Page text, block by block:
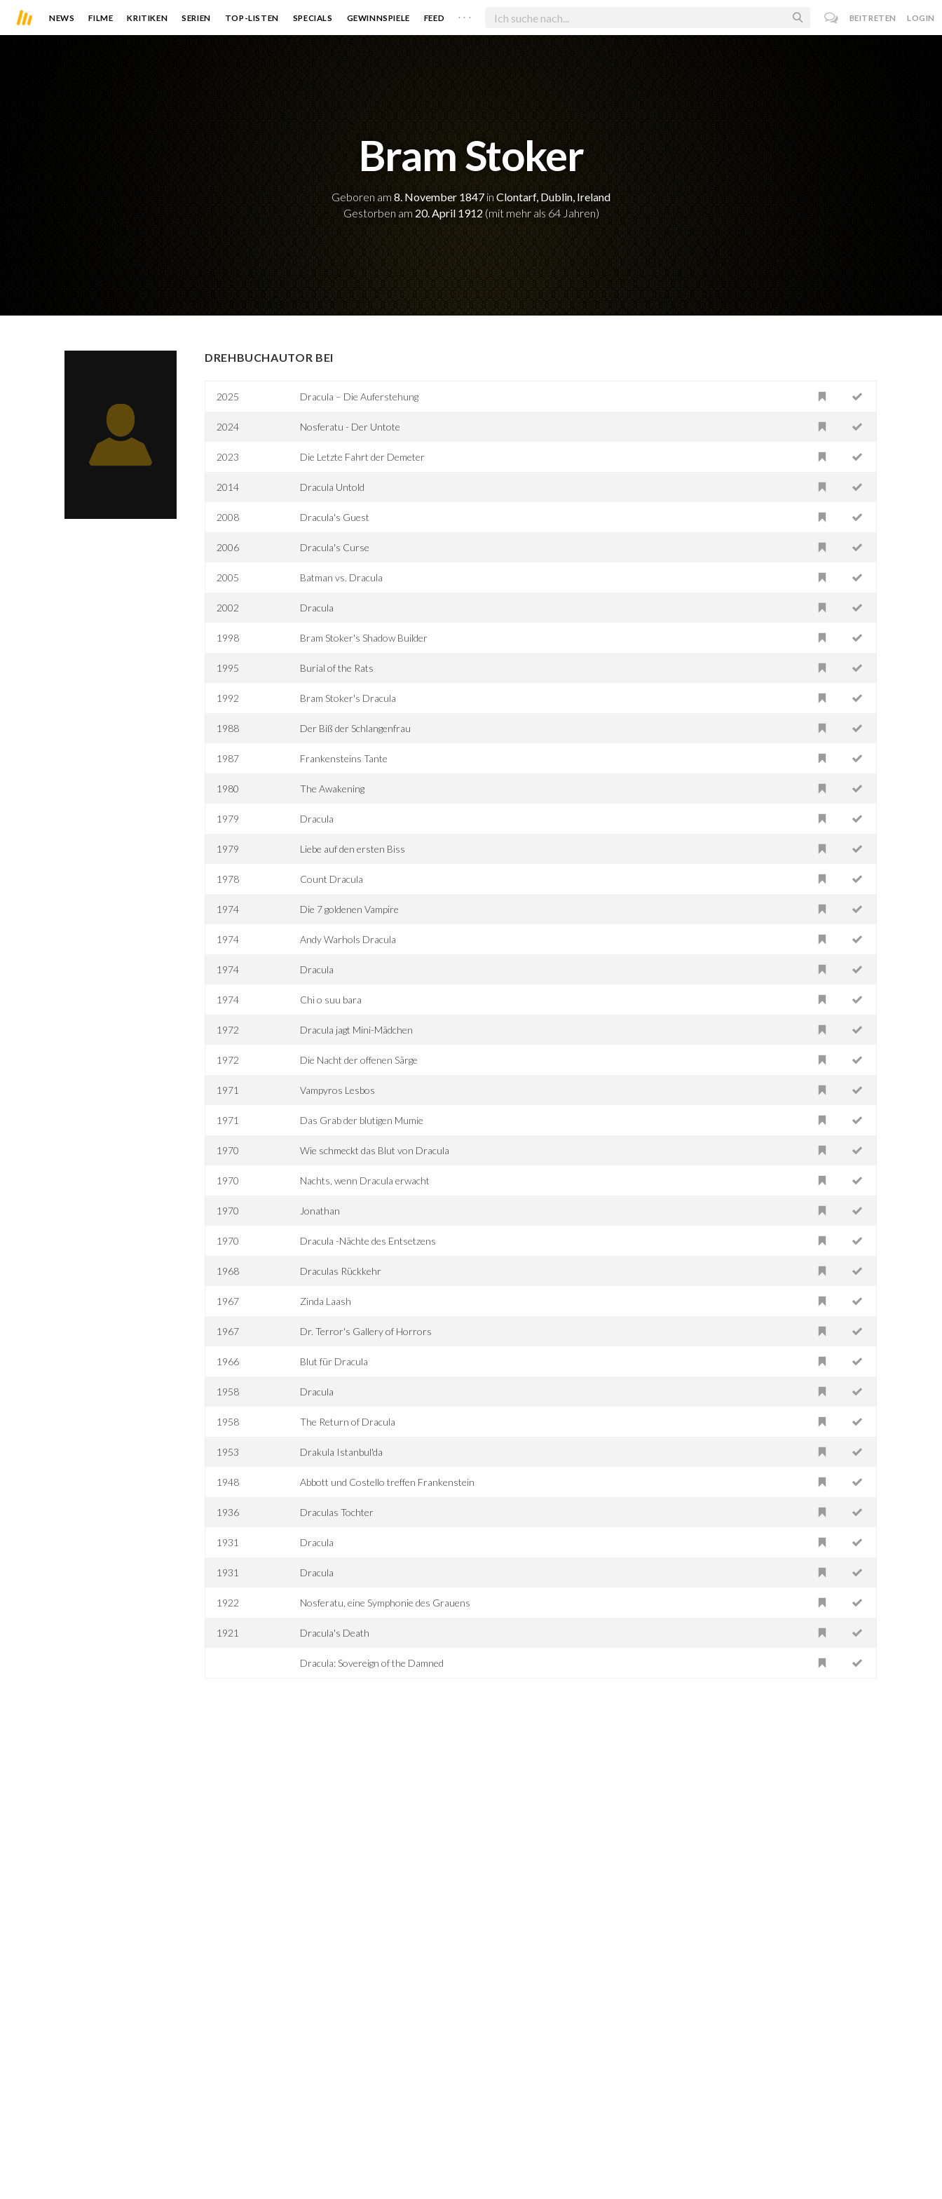
NEWS FILME KRITIKEN SERIEN TOP-LISTEN SPECIALS GEWINNSPIELE FEED . . . BEITRETEN LOGIN
Bram Stoker
Geboren am 8. November 1847 in Clontarf, Dublin, Ireland
Gestorben am 20. April 1912(mit mehr als 64 Jahren)
DREHBUCHAUTOR BEI
2025 Dracula – Die Auferstehung
2024 Nosferatu - Der Untote
2023 Die Letzte Fahrt der Demeter
2014 Dracula Untold
2008 Dracula's Guest
2006 Dracula's Curse
2005 Batman vs. Dracula
2002 Dracula
1998 Bram Stoker's Shadow Builder
1995 Burial of the Rats
1992 Bram Stoker's Dracula
1988 Der Biß der Schlangenfrau
1987 Frankensteins Tante
1980 The Awakening
1979 Dracula
1979 Liebe auf den ersten Biss
1978 Count Dracula
1974 Die 7 goldenen Vampire
1974 Andy Warhols Dracula
1974 Dracula
1974 Chi o suu bara
1972 Dracula jagt Mini-Mädchen
1972 Die Nacht der offenen Särge
1971 Vampyros Lesbos
1971 Das Grab der blutigen Mumie
1970 Wie schmeckt das Blut von Dracula
1970 Nachts, wenn Dracula erwacht
1970 Jonathan
1970 Dracula -Nächte des Entsetzens
1968 Draculas Rückkehr
1967 Zinda Laash
1967 Dr. Terror's Gallery of Horrors
1966 Blut für Dracula
1958 Dracula
1958 The Return of Dracula
1953 Drakula Istanbul'da
1948 Abbott und Costello treffen Frankenstein
1936 Draculas Tochter
1931 Dracula
1931 Dracula
1922 Nosferatu, eine Symphonie des Grauens
1921 Dracula's Death
Dracula: Sovereign of the Damned